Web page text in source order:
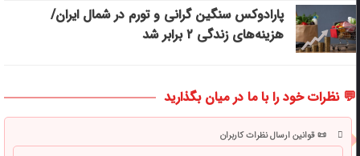
پارادوکس سنگین گرانی و تورم در شمال ایران/
هزینه‌های زندگی ۲ برابر ‌شد
💬 نظرات خود را با ما در میان بگذارید
📜 قوانین ارسال نظرات کاربران